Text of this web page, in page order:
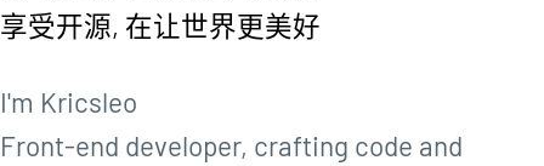
享受开源, 在让世界更美好
I'm Kricsleo
Front-end developer, crafting code and